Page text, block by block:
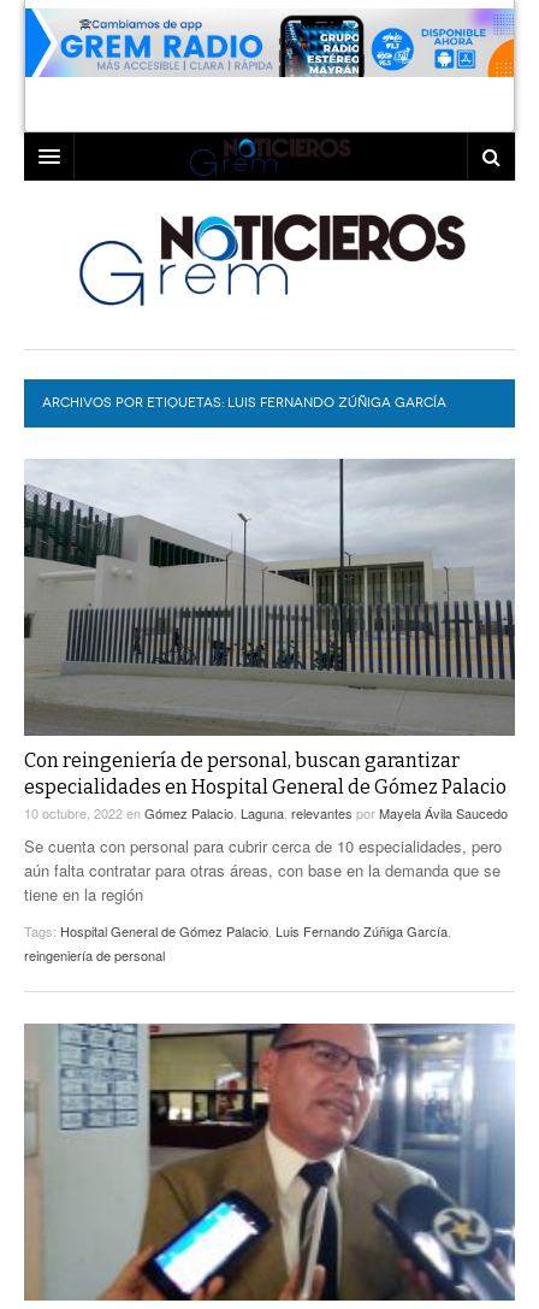
LAGUNA
TORREÓN
GÓMEZ PALACIO
LERDO
COAHUILA
DURANGO
DEPORTES
EXA
EL EXACTO
GLOBO
CONTEXTOS
TRAYECTO LAGUNA
A MEDIA MAÑANA
A TODA LEY
ENTRE LAGUNEROS
DIÁLOGOS CON LA HISTORIA
TWEETS AND BEATS
LA MEJOR 97.1 ESTÉREO GALLITO
ACTUALIDADES GREM
PULSO
LA MEJOR INFORMACIÓN
COLABORADORES
PC29
ACTUALIDADES GREM
ARCHIVOS POR ETIQUETAS: LUIS FERNANDO ZÚÑIGA GARCÍA
Con reingeniería de personal, buscan garantizar
especialidades en Hospital General de Gómez Palacio
10 octubre, 2022enGómez Palacio Laguna relevantes porMayela Ávila Saucedo
Se cuenta con personal para cubrir cerca de 10 especialidades, pero
aún falta contratar para otras áreas, con base en la demanda que se
tiene en la región
Tags: Hospital General de Gómez Palacio Luis Fernando Zúñiga García
reingeniería de personal